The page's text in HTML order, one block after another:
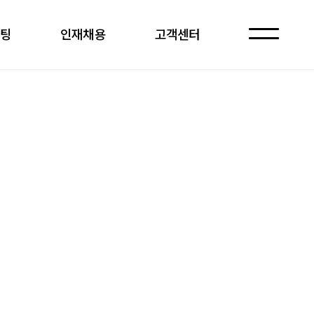
자주 묻는 질문
인재채용 고객센터